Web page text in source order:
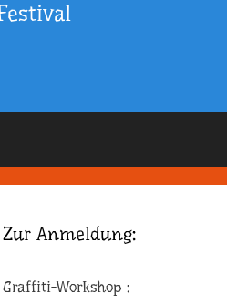
Zur Anmeldung:
Graffiti-Workshop :